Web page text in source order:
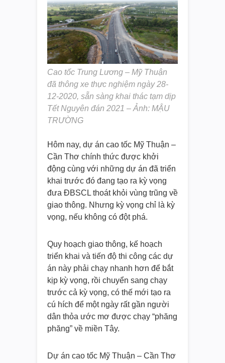
Cao tốc Trung Lương – Mỹ Thuận
đã thông xe thực nghiệm ngày 28-
12-2020, sẵn sàng khai thác tạm dịp
Tết Nguyên đán 2021 – Ảnh: MẬU
TRƯỜNG
Hôm nay, dự án cao tốc Mỹ Thuận –
Cần Thơ chính thức được khởi
động cùng với những dự án đã triển
khai trước đó đang tạo ra kỳ vọng
đưa ĐBSCL thoát khỏi vùng trũng về
giao thông. Nhưng kỳ vọng chỉ là kỳ
vọng, nếu không có đột phá.
Quy hoạch giao thông, kế hoạch
triển khai và tiến độ thi công các dự
án này phải chạy nhanh hơn để bắt
kịp kỳ vọng, rồi chuyển sang chạy
trước cả kỳ vọng, có thế mới tạo ra
cú hích để một ngày rất gần người
dân thỏa ước mơ được chạy “phăng
phăng” về miền Tây.
Dự án cao tốc Mỹ Thuận – Cần Thơ